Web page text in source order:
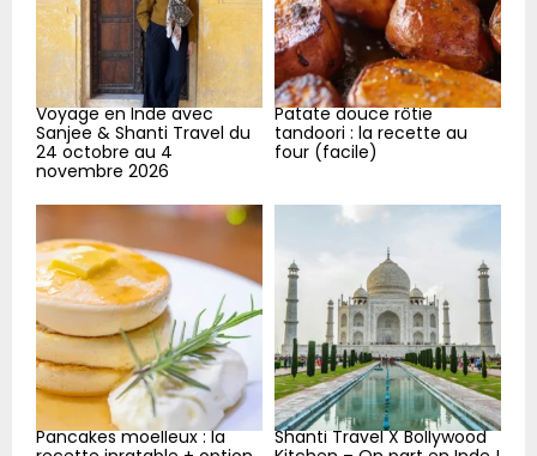
H
Voyage en Inde avec
Sanjee & Shanti Travel du
24 octobre au 4
novembre 2026
Patate douce rôtie
tandoori : la recette au
four (facile)
Pancakes moelleux : la
Shanti Travel X Bollywood